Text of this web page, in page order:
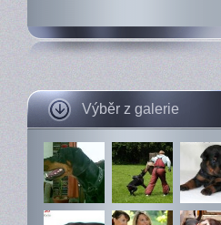
Výběr z galerie